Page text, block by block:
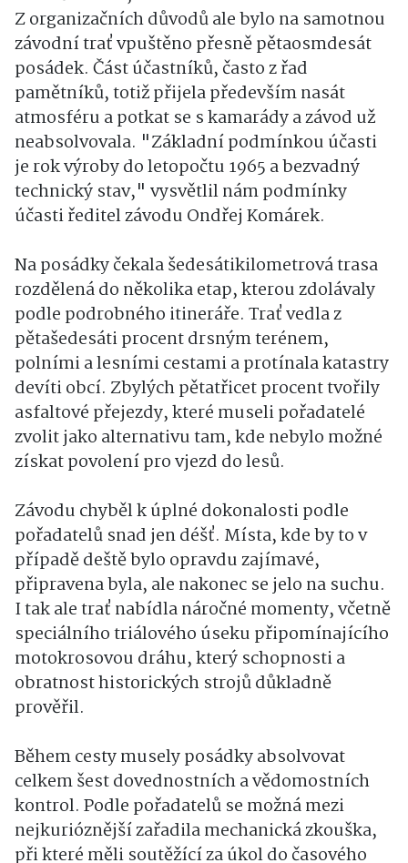
Z organizačních důvodů ale bylo na samotnou
závodní trať vpuštěno přesně pětaosmdesát
posádek. Část účastníků, často z řad
pamětníků, totiž přijela především nasát
atmosféru a potkat se s kamarády a závod už
neabsolvovala. "Základní podmínkou účasti
je rok výroby do letopočtu 1965 a bezvadný
technický stav," vysvětlil nám podmínky
účasti ředitel závodu Ondřej Komárek.
Na posádky čekala šedesátikilometrová trasa
rozdělená do několika etap, kterou zdolávaly
podle podrobného itineráře. Trať vedla z
pětašedesáti procent drsným terénem,
polními a lesními cestami a protínala katastry
devíti obcí. Zbylých pětatřicet procent tvořily
asfaltové přejezdy, které museli pořadatelé
zvolit jako alternativu tam, kde nebylo možné
získat povolení pro vjezd do lesů.
Závodu chyběl k úplné dokonalosti podle
pořadatelů snad jen déšť. Místa, kde by to v
případě deště bylo opravdu zajímavé,
připravena byla, ale nakonec se jelo na suchu.
I tak ale trať nabídla náročné momenty, včetně
speciálního triálového úseku připomínajícího
motokrosovou dráhu, který schopnosti a
obratnost historických strojů důkladně
prověřil.
Během cesty musely posádky absolvovat
celkem šest dovednostních a vědomostních
kontrol. Podle pořadatelů se možná mezi
nejkurióznější zařadila mechanická zkouška,
při které měli soutěžící za úkol do časového